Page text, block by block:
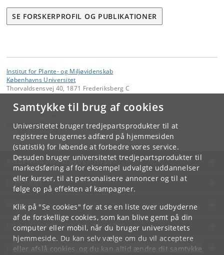
Samtykke til brug af cookies
Universitetet bruger tredjepartsprodukter til at
registrere brugernes adfærd på hjemmesiden
(statistik) for løbende at forbedre vores service.
Desuden bruger universitetet tredjepartsprodukter til
markedsføring af for eksempel udvalgte uddannelser
eller kurser, til at personalisere annoncer og til at
følge op på effekten af kampagner.
Klik på "Se cookies" for at se en liste over udbyderne
af de forskellige cookies, som kan blive gemt på din
computer eller mobil, når du bruger universitetets
hjemmeside. Du kan selv vælge om du vil acceptere
eller afslå cookies, og du kan altid ændre dit samtykke
SE FORSKERPROFIL OG PUBLIKATIONER
Institut for Plante- og Miljøvidenskab
Københavns Universitet
Thorvaldsensvej 40, 1871 Frederiksberg C
Kontakt:
Institutsekretariat
webmaster@plen. ku.dk
KØBENHAVNS UNIVERSITET
KONTAKT
SERVICES
FOR STUDERENDE OG ANSATTE
JOB OG KARRIERE